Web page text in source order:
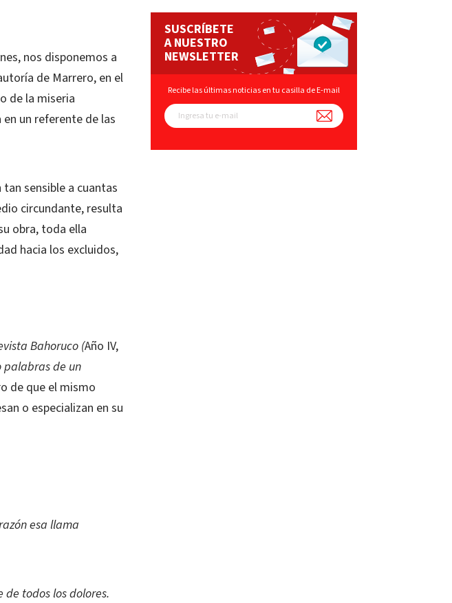
nos disponemos a
de Marrero, en el
de la miseria
un referente de las
sensible a cuantas
circundante, resulta
obra, toda ella
hacia los excluidos,
Bahoruco (Año IV,
palabras de un
de que el mismo
o especializan en su
esa llama
todos los dolores.
SUSCRÍBETE
A NUESTRO
NEWSLETTER
Recibe las últimas noticias en tu casilla de E-mail